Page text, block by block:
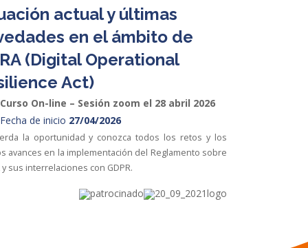
actual y últimas
en el ámbito de
(Digital Operational
Act)
Curso On-line – Sesión zoom el 28 abril 2026
Fecha de inicio 27/04/2026
la oportunidad y conozca todos los retos y los
avances en la implementación del Reglamento sobre
y sus interrelaciones con GDPR.